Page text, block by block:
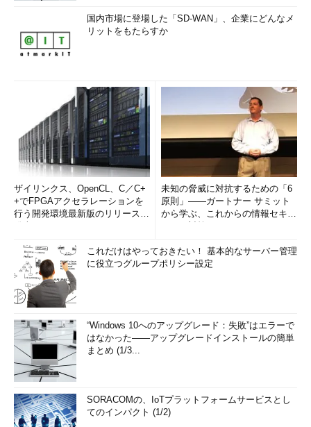
国内市場に登場した「SD-WAN」、企業にどんなメ
リットをもたらすか
ザイリンクス、OpenCL、C／C+
+でFPGAアクセラレーションを
行う開発環境最新版のリリースを
未知の脅威に対抗するための「6
原則」――ガートナー サミット
から学ぶ、これからの情報セキュ
これだけはやっておきたい！ 基本的なサーバー管理
に役立つグループポリシー設定
“Windows 10へのアップグレード：失敗”はエラーで
はなかった――アップグレードインストールの簡単
まとめ (1/3...
SORACOMの、IoTプラットフォームサービスとし
てのインパクト (1/2)